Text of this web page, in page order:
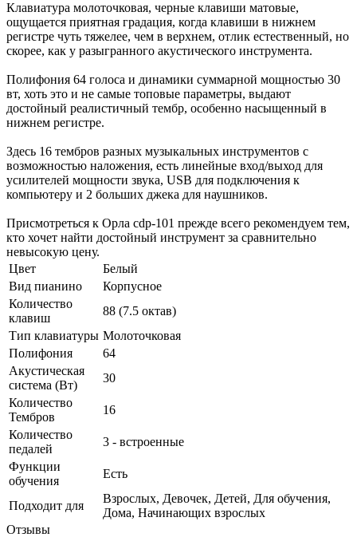
Клавиатура молоточковая, черные клавиши матовые,
ощущается приятная градация, когда клавиши в нижнем
регистре чуть тяжелее, чем в верхнем, отлик естественный, но
скорее, как у разыгранного акустического инструмента.
Полифония 64 голоса и динамики суммарной мощностью 30
вт, хоть это и не самые топовые параметры, выдают
достойный реалистичный тембр, особенно насыщенный в
нижнем регистре.
Здесь 16 тембров разных музыкальных инструментов с
возможностью наложения, есть линейные вход/выход для
усилителей мощности звука, USB для подключения к
компьютеру и 2 больших джека для наушников.
Присмотреться к Орла cdp-101 прежде всего рекомендуем тем,
кто хочет найти достойный инструмент за сравнительно
невысокую цену.
Цвет
Белый
Вид пианино
Корпусное
Количество
клавиш
88 (7.5 октав)
Тип клавиатуры Молоточковая
Полифония
64
Акустическая
система (Вт)
30
Количество
Тембров
16
Количество
педалей
3 - встроенные
Функции
обучения
Есть
Подходит для
Взрослых, Девочек, Детей, Для обучения,
Дома, Начинающих взрослых
Отзывы